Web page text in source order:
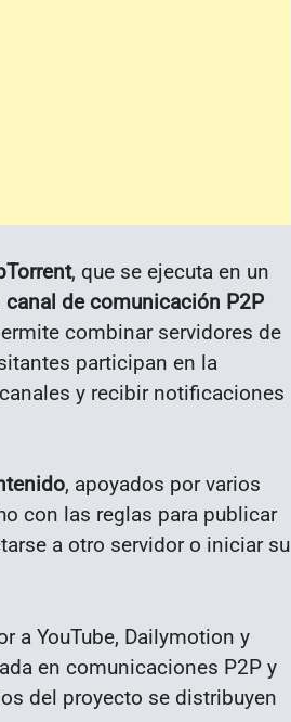
, que se ejecuta en un
de comunicación P2P
combinar servidores de
participan en la
y recibir notificaciones
, apoyados por varios
con las reglas para publicar
a otro servidor o iniciar su
a YouTube, Dailymotion y
en comunicaciones P2P y
del proyecto se distribuyen